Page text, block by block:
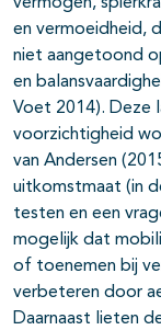
en vermoeidheid,
niet aangetoond
en
Voet 2014). Deze
voorzichtigheid
van Andersen
uitkomstmaat (in
testen en een
mogelijk dat
of toenemen bij
verbeteren door
Daarnaast lieten